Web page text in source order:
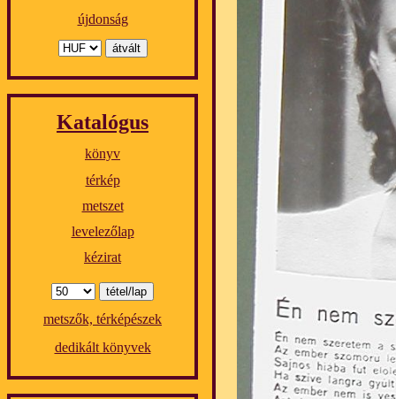
újdonság
Katalógus
könyv
térkép
metszet
levelezőlap
kézirat
metszők, térképészek
dedikált könyvek